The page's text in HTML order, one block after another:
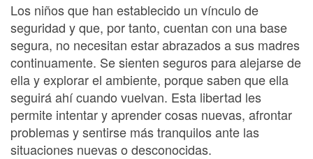
Los niños que han establecido un vínculo de
seguridad y que, por tanto, cuentan con una base
segura, no necesitan estar abrazados a sus madres
continuamente. Se sienten seguros para alejarse de
ella y explorar el ambiente, porque saben que ella
seguirá ahí cuando vuelvan. Esta libertad les
permite intentar y aprender cosas nuevas, afrontar
problemas y sentirse más tranquilos ante las
situaciones nuevas o desconocidas.